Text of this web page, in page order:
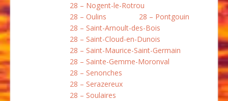
28 – Nogent-le-Rotrou
28 – Oulins
28 – Pontgouin
28 – Saint-Arnoult-des-Bois
28 – Saint-Cloud-en-Dunois
28 – Saint-Maurice-Saint-Germain
28 – Sainte-Gemme-Moronval
28 – Senonches
28 – Serazereux
28 – Soulaires